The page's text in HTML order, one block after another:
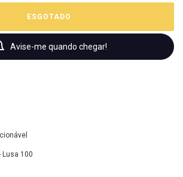
Avise-me quando chegar!
Lusa 100